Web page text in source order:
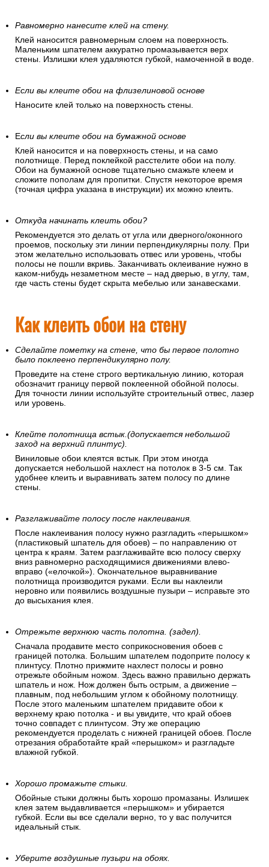
Равномерно нанесите клей на стену.
Клей наносится равномерным слоем на поверхность.
Маленьким шпателем аккуратно промазывается верх
стены. Излишки клея удаляются губкой, намоченной в воде.
Если вы клеите обои на флизелиновой основе
Наносите клей только на поверхность стены.
Если вы клеите обои на бумажной основе
Клей наносится и на поверхность стены, и на само
полотнище. Перед поклейкой расстелите обои на полу.
Обои на бумажной основе тщательно смажьте клеем и
сложите пополам для пропитки. Спустя некоторое время
(точная цифра указана в инструкции) их можно клеить.
Откуда начинать клеить обои?
Рекомендуется это делать от угла или дверного/оконного
проемов, поскольку эти линии перпендикулярны полу. При
этом желательно использовать отвес или уровень, чтобы
полосы не пошли вкривь. Заканчивать оклеивание нужно в
каком-нибудь незаметном месте – над дверью, в углу, там,
где часть стены будет скрыта мебелью или занавесками.
Как клеить обои на стену
Сделайте пометку на стене, что бы первое полотно
было поклеено перпендикулярно полу.
Проведите на стене строго вертикальную линию, которая
обозначит границу первой поклеенной обойной полосы.
Для точности линии используйте строительный отвес, лазер
или уровень.
Клейте полотнища встык.(допускается небольшой
заход на верхний плинтус).
Виниловые обои клеятся встык. При этом иногда
допускается небольшой нахлест на потолок в 3-5 см. Так
удобнее клеить и выравнивать затем полосу по длине
стены.
Разглаживайте полосу после наклеивания.
После наклеивания полосу нужно разгладить «перышком»
(пластиковый шпатель для обоев) – по направлению от
центра к краям. Затем разглаживайте всю полосу сверху
вниз равномерно расходящимися движениями влево-
вправо («елочкой»). Окончательное выравнивание
полотнища производится руками. Если вы наклеили
неровно или появились воздушные пузыри – исправьте это
до высыхания клея.
Отрежьте верхнюю часть полотна. (задел).
Сначала продавите место соприкосновения обоев с
границей потолка. Большим шпателем подоприте полосу к
плинтусу. Плотно прижмите нахлест полосы и ровно
отрежьте обойным ножом. Здесь важно правильно держать
шпатель и нож. Нож должен быть острым, а движение –
плавным, под небольшим углом к обойному полотнищу.
После этого маленьким шпателем придавите обои к
верхнему краю потолка - и вы увидите, что край обоев
точно совпадет с плинтусом. Эту же операцию
рекомендуется проделать с нижней границей обоев. После
отрезания обработайте край «перышком» и разгладьте
влажной губкой.
Хорошо промажьте стыки.
Обойные стыки должны быть хорошо промазаны. Излишек
клея затем выдавливается «перышком» и убирается
губкой. Если вы все сделали верно, то у вас получится
идеальный стык.
Уберите воздушные пузыри на обоях.